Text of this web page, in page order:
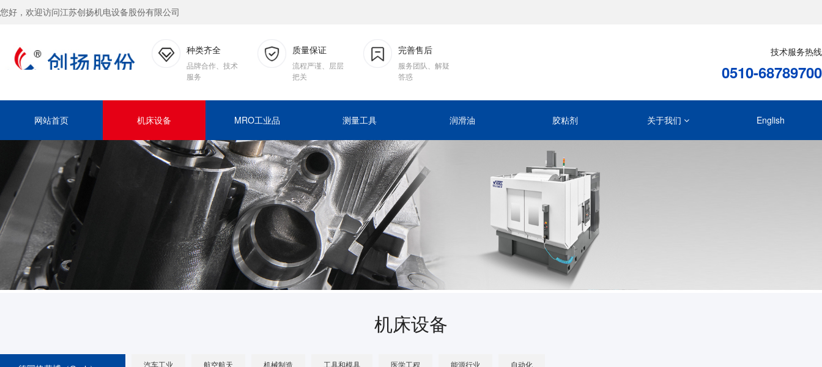
您好，欢迎访问江苏创扬机电设备股份有限公司
网站首页 机床设备 MRO工业品 测量工具 润滑油 胶粘剂 关于我们 English
种类齐全
品牌合作、技术
服务
质量保证
流程严谨、层层
把关
完善售后
服务团队、解疑
答惑
技术服务热线
0510-68789700
机床设备
汽车工业 航空航天 机械制造 工具和模具 医学工程 能源行业 自动化